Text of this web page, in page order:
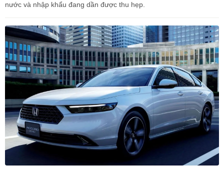
nước và nhập khẩu đang dần được thu hẹp.